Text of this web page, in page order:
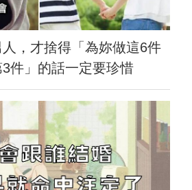
，才捨得「為妳做這6件
」的話一定要珍惜